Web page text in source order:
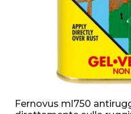
Fernovus ml750